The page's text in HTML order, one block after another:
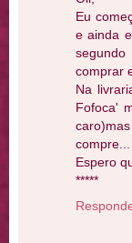
Eu
e ainda
comprar
Na
Fofoca'
compre...
Espero
*****